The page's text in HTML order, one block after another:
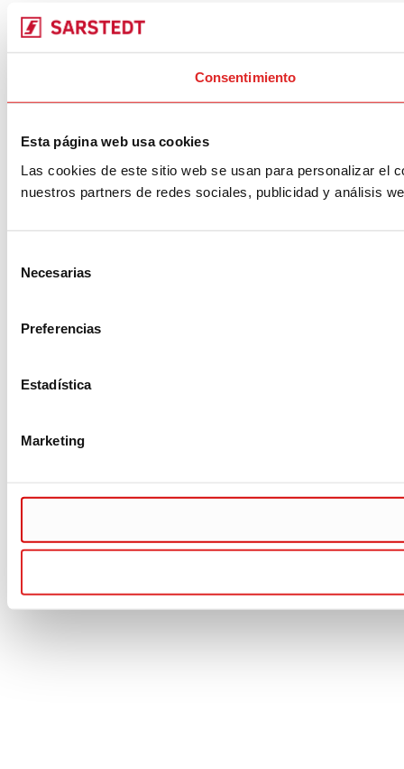
Consentimiento
Esta página web usa cookies
Las cookies de este sitio web se usan para personalizar el
nuestros partners de redes sociales, publicidad y análisis
Necesarias
Preferencias
Estadística
Marketing